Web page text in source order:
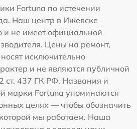
Fortuna по истечении
Наш центр в Ижевске
и не имеет официальной
Цены на ремонт,
исключительно
и не являются публичной
ст. 437 ГК РФ. Названия и
марки Fortuna упоминаются
целях — чтобы обозначить
мы работаем. Наша